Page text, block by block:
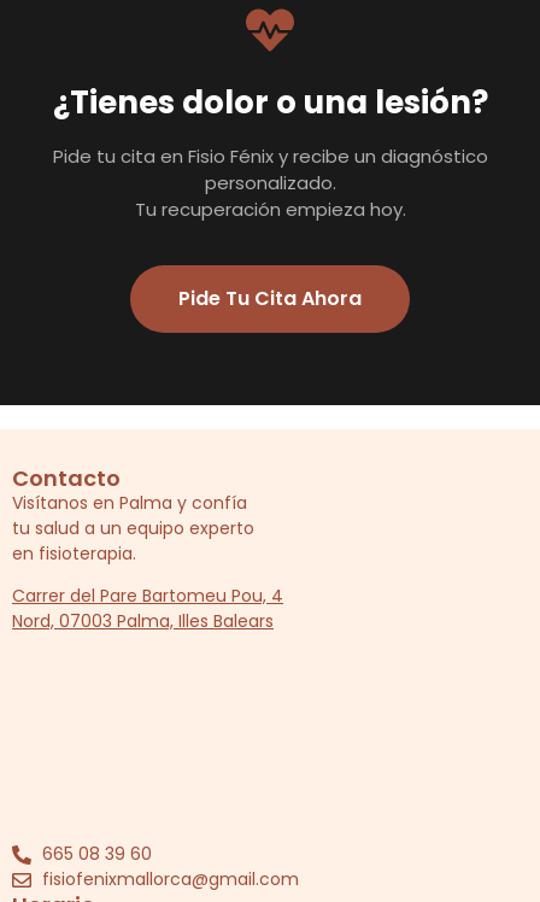
¿Tienes dolor o una lesión?
Pide tu cita en Fisio Fénix y recibe un diagnóstico
personalizado.
Tu recuperación empieza hoy.
Pide Tu Cita Ahora
Contacto
Visítanos en Palma y confía
tu salud a un equipo experto
en fisioterapia.
Carrer del Pare Bartomeu Pou, 4
Nord, 07003 Palma, Illes Balears
665 08 39 60
fisiofenixmallorca@gmail.com